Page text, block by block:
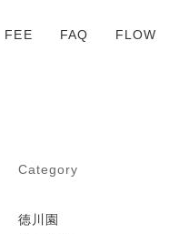
FEE FAQ FLOW
Category
徳川園